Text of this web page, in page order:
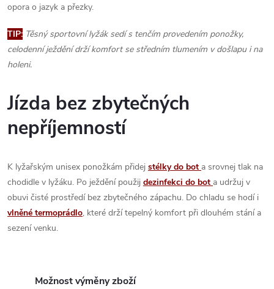
opora o jazyk a přezky.
TIP: Těsný sportovní lyžák sedí s tenčím provedením ponožky,
celodenní ježdění drží komfort se středním tlumením v došlapu i na
holeni.
Jízda bez zbytečných
nepříjemností
K lyžařským unisex ponožkám přidej stélky do bot a srovnej tlak na
chodidle v lyžáku. Po ježdění použij dezinfekci do bot a udržuj v
obuvi čisté prostředí bez zbytečného zápachu. Do chladu se hodí i
vlněné termoprádlo, které drží tepelný komfort při dlouhém stání a
sezení venku.
Možnost výměny zboží